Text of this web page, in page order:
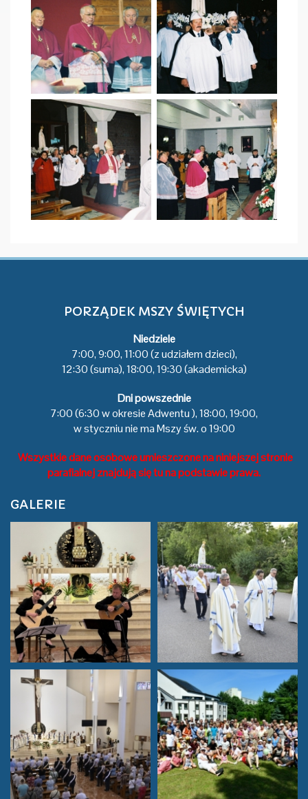
PORZĄDEK MSZY ŚWIĘTYCH
Niedziele
7:00, 9:00, 11:00 (z udziałem dzieci),
12:30 (suma), 18:00, 19:30 (akademicka)
Dni powszednie
7:00 (6:30 w okresie Adwentu ), 18:00, 19:00,
w styczniu nie ma Mszy św. o 19:00
Wszystkie dane osobowe umieszczone na niniejszej stronie
parafialnej znajdują się tu na podstawie prawa.
GALERIE